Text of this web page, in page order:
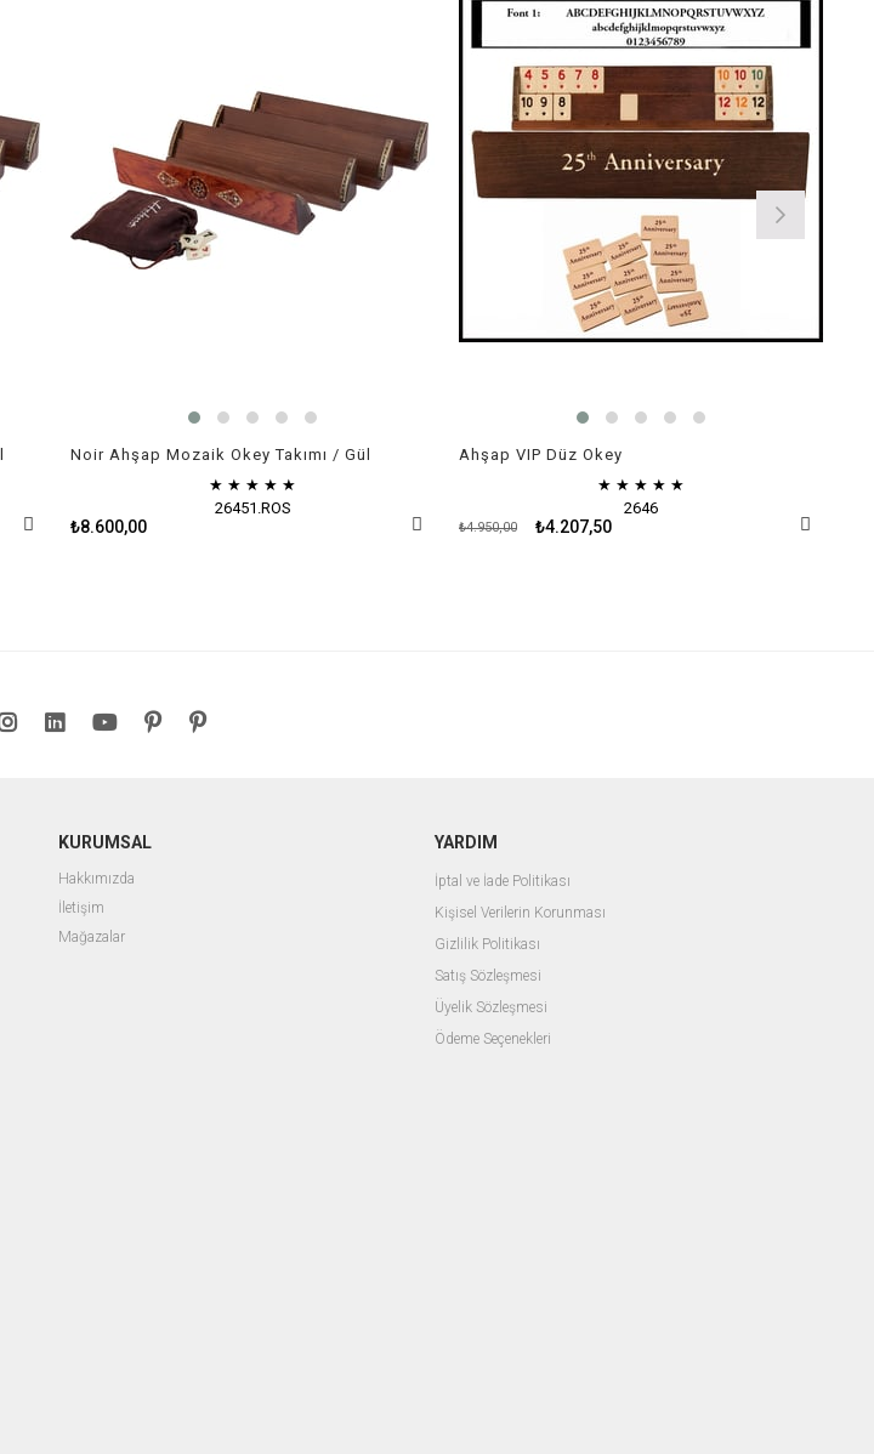
Noir Ahşap Mozaik Okey Takımı / Gül
★ ★ ★ ★ ★
26451.ROS
₺8.600,00
Ahşap VIP Düz Okey
★ ★ ★ ★ ★
2646
₺4.207,50
₺4.950,00
KURUMSAL
Hakkımızda
İletişim
Mağazalar
YARDIM
İptal ve İade Politikası
Kişisel Verilerin Korunması
Gizlilik Politikası
Satış Sözleşmesi
Üyelik Sözleşmesi
Ödeme Seçenekleri